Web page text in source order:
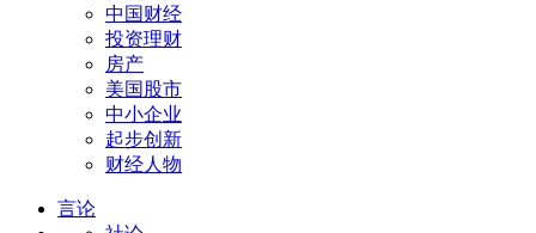
中国财经
投资理财
房产
美国股市
中小企业
起步创新
财经人物
言论